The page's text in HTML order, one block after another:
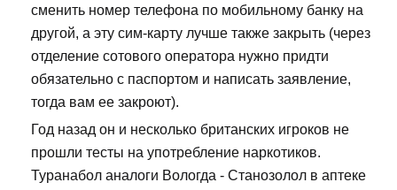
сменить номер телефона по мобильному банку на
другой, а эту сим-карту лучше также закрыть (через
отделение сотового оператора нужно придти
обязательно с паспортом и написать заявление,
тогда вам ее закроют).
Год назад он и несколько британских игроков не
прошли тесты на употребление наркотиков.
Туранабол аналоги Вологда - Станозолол в аптеке